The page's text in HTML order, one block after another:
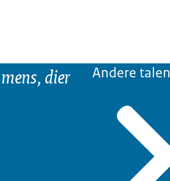
dier
Andere talen